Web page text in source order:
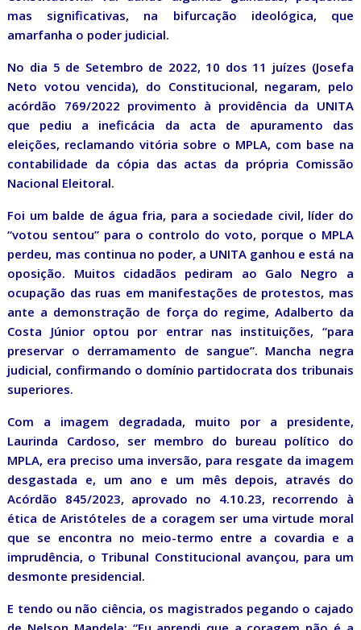
mas significativas, na bifurcação ideológica, que
amarfanha o poder judicial.
No dia 5 de Setembro de 2022, 10 dos 11 juízes (Josefa
Neto votou vencida), do Constitucional, negaram, pelo
acórdão 769/2022 provimento à providência da UNITA
que pediu a ineficácia da acta de apuramento das
eleições, reclamando vitória sobre o MPLA, com base na
contabilidade da cópia das actas da própria Comissão
Nacional Eleitoral.
Foi um balde de água fria, para a sociedade civil, líder do
“votou sentou” para o controlo do voto, porque o MPLA
perdeu, mas continua no poder, a UNITA ganhou e está na
oposição. Muitos cidadãos pediram ao Galo Negro a
ocupação das ruas em manifestações de protestos, mas
ante a demonstração de força do regime, Adalberto da
Costa Júnior optou por entrar nas instituições, “para
preservar o derramamento de sangue”. Mancha negra
judicial, confirmando o domínio partidocrata dos tribunais
superiores.
Com a imagem degradada, muito por a presidente,
Laurinda Cardoso, ser membro do bureau político do
MPLA, era preciso uma inversão, para resgate da imagem
desgastada e, um ano e um mês depois, através do
Acórdão 845/2023, aprovado no 4.10.23, recorrendo à
ética de Aristóteles de a coragem ser uma virtude moral
que se encontra no meio-termo entre a covardia e a
imprudência, o Tribunal Constitucional avançou, para um
desmonte presidencial.
E tendo ou não ciência, os magistrados pegando o cajado